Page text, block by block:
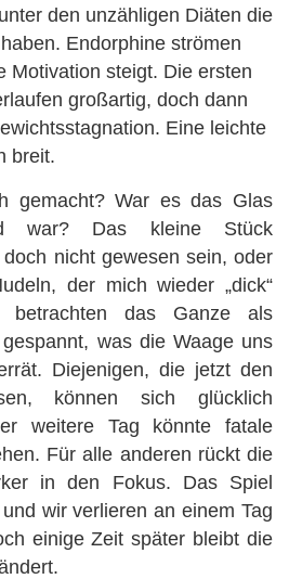
den unzähligen Diäten die
Endorphine strömen
Motivation steigt. Die ersten
großartig, doch dann
Eine leichte
breit.
gemacht? War es das Glas
war? Das kleine Stück
nicht gewesen sein, oder
der mich wieder „dick“
betrachten das Ganze als
was die Waage uns
Diejenigen, die jetzt den
können sich glücklich
weitere Tag könnte fatale
Für alle anderen rückt die
in den Fokus. Das Spiel
wir verlieren an einem Tag
einige Zeit später bleibt die